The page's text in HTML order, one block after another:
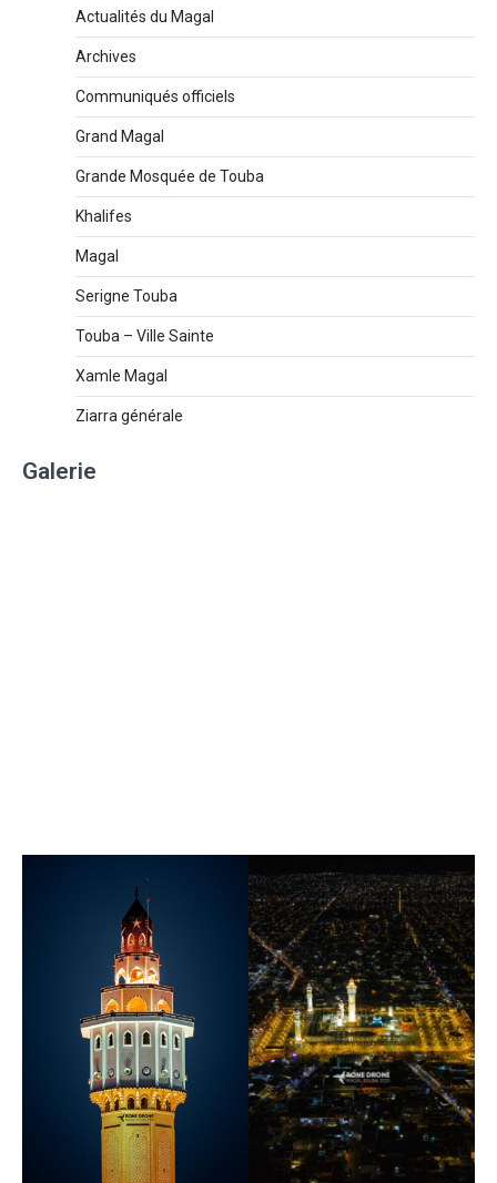
Actualités du Magal
Archives
Communiqués officiels
Grand Magal
Grande Mosquée de Touba
Khalifes
Magal
Serigne Touba
Touba – Ville Sainte
Xamle Magal
Ziarra générale
Galerie